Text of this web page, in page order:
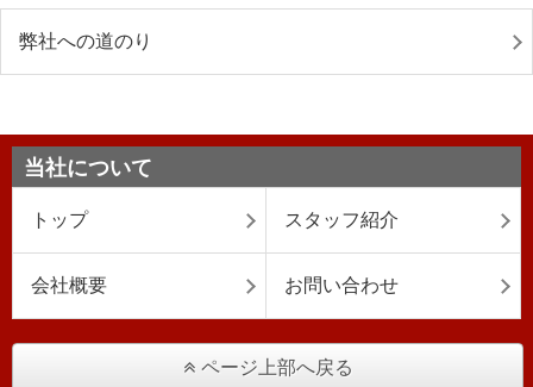
弊社への道のり
当社について
トップ スタッフ紹介
会社概要 お問い合わせ
ページ上部へ戻る